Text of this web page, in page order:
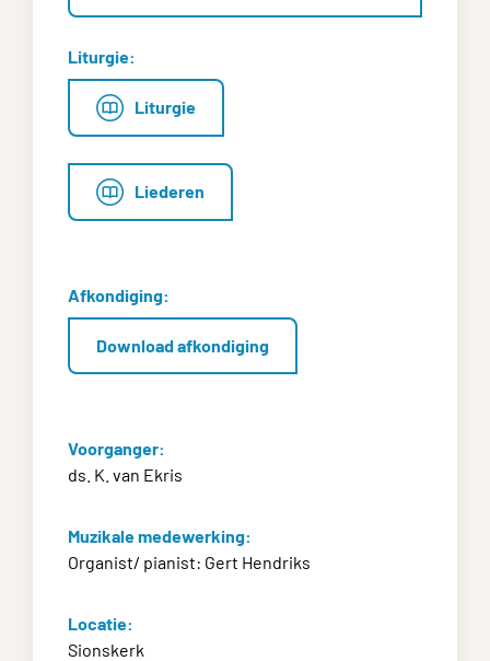
Liturgie:
Liturgie
Liederen
Afkondiging:
Download afkondiging
Voorganger:
ds. K. van Ekris
Muzikale medewerking:
Organist/ pianist: Gert Hendriks
Locatie:
Sionskerk